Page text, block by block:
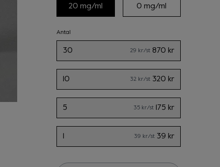
20 mg/ml 0 mg/ml
Antal
30 870 kr
29 kr/st
10 320 kr
32 kr/st
5 175 kr
35 kr/st
39 kr
39 kr/st